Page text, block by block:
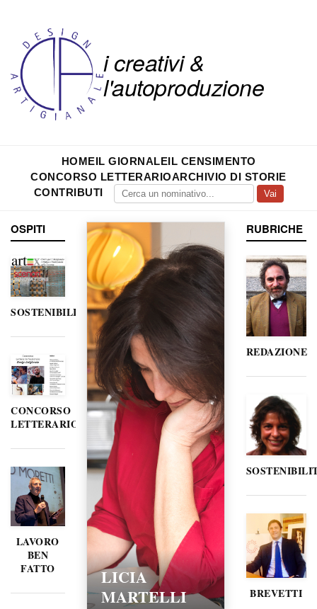
i creativi &
l'autoproduzione
HOMEIL GIORNALEIL CENSIMENTO
CONCORSO LETTERARIOARCHIVIO DI STORIE
CONTRIBUTI
Vai
OSPITI
SOSTENIBILITÀ
CONCORSO
LETTERARIO
LAVORO
BEN
FATTO
LICIA
MARTELLI
RUBRICHE
REDAZIONE
BREVETTI